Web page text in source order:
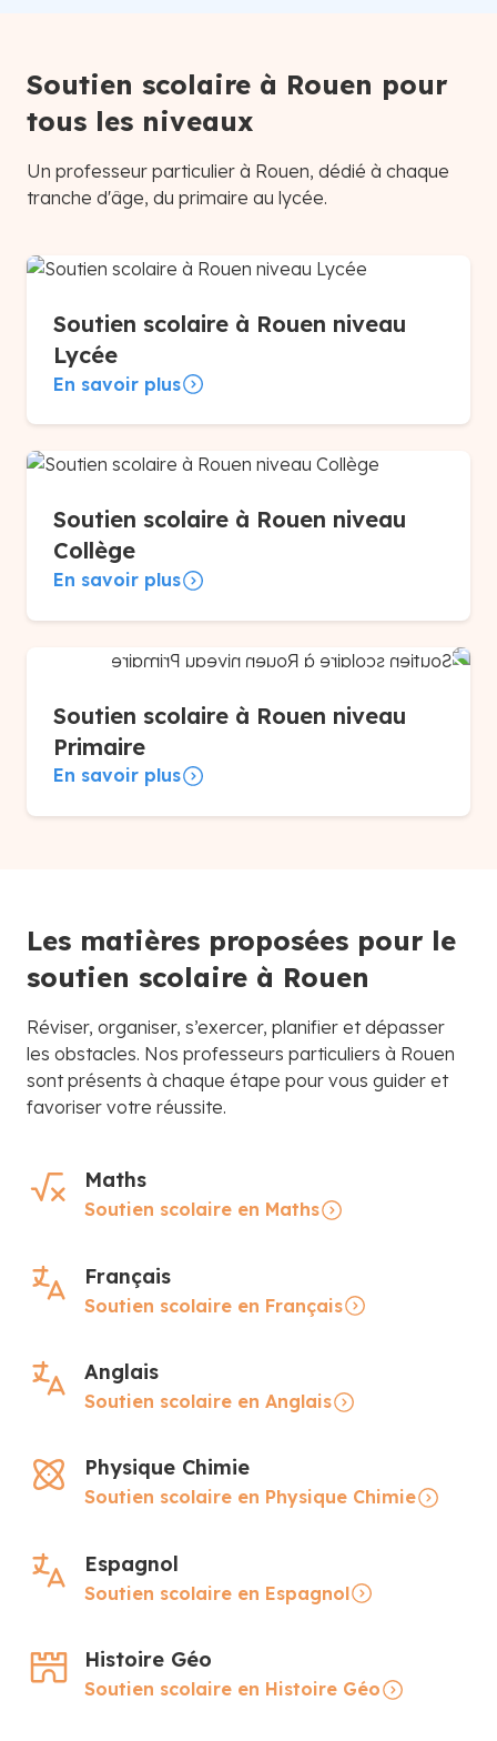
Soutien scolaire à Rouen pour
tous les niveaux
Un professeur particulier à Rouen, dédié à chaque
tranche d'âge, du primaire au lycée.
Soutien scolaire à Rouen niveau
Lycée
En savoir plus
Soutien scolaire à Rouen niveau
Collège
En savoir plus
Soutien scolaire à Rouen niveau
Primaire
En savoir plus
Les matières proposées pour le
soutien scolaire à Rouen
Réviser, organiser, s’exercer, planifier et dépasser
les obstacles. Nos professeurs particuliers à Rouen
sont présents à chaque étape pour vous guider et
favoriser votre réussite.
Maths
Soutien scolaire en Maths
Français
Soutien scolaire en Français
Anglais
Soutien scolaire en Anglais
Physique Chimie
Soutien scolaire en Physique Chimie
Espagnol
Soutien scolaire en Espagnol
Histoire Géo
Soutien scolaire en Histoire Géo